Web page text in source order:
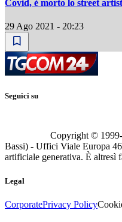
Covid, è morto lo street
29 Ago 2021 - 20:23
Seguici su
Copyright © 1999-
Bassi) - Uffici Viale Europa
artificiale generativa. È altresì
Legal
CorporatePrivacy Policy